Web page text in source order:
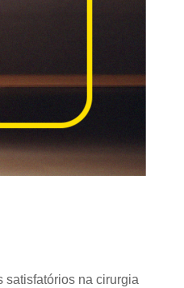
satisfatórios na cirurgia